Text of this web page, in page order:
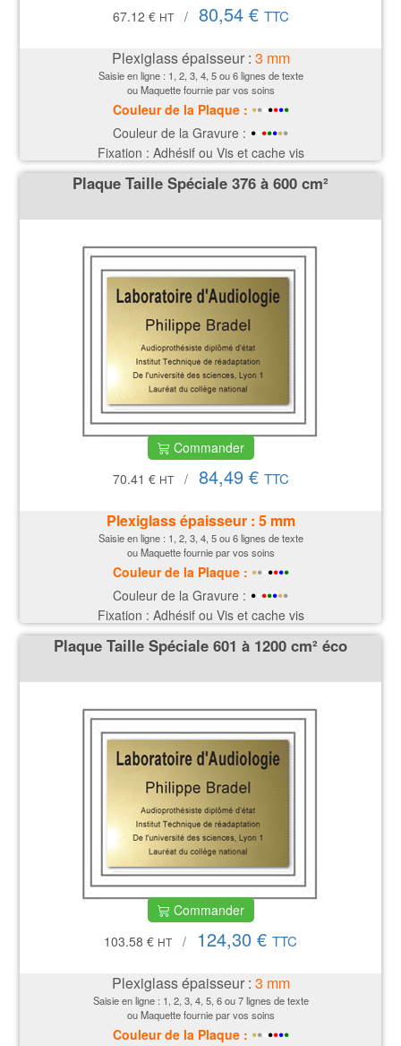
67.12 € HT / 80,54 € TTC
Plexiglass épaisseur : 3 mm
Saisie en ligne : 1, 2, 3, 4, 5 ou 6 lignes de texte
ou Maquette fournie par vos soins
Couleur de la Plaque : ••• ••••
Couleur de la Gravure : • •••••
Fixation : Adhésif ou Vis et cache vis
Plaque Taille Spéciale 376 à 600 cm²
Commander
70.41 € HT / 84,49 € TTC
Plexiglass épaisseur : 5 mm
Saisie en ligne : 1, 2, 3, 4, 5 ou 6 lignes de texte
ou Maquette fournie par vos soins
Couleur de la Plaque : ••• ••••
Couleur de la Gravure : • •••••
Fixation : Adhésif ou Vis et cache vis
Plaque Taille Spéciale 601 à 1200 cm² éco
Commander
103.58 € HT / 124,30 € TTC
Plexiglass épaisseur : 3 mm
Saisie en ligne : 1, 2, 3, 4, 5, 6 ou 7 lignes de texte
ou Maquette fournie par vos soins
Couleur de la Plaque : ••• ••••